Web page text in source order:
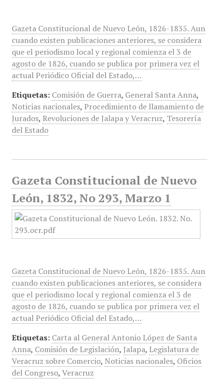
Gazeta Constitucional de Nuevo León, 1826-1835. Aun
cuando existen publicaciones anteriores, se considera
que el periodismo local y regional comienza el 3 de
agosto de 1826, cuando se publica por primera vez el
actual Periódico Oficial del Estado,…
Etiquetas: Comisión de Guerra, General Santa Anna,
Noticias nacionales, Procedimiento de llamamiento de
Jurados, Revoluciones de Jalapa y Veracruz, Tesorería
del Estado
Gazeta Constitucional de Nuevo
León, 1832, No 293, Marzo 1
Gazeta Constitucional de Nuevo León, 1826-1835. Aun
cuando existen publicaciones anteriores, se considera
que el periodismo local y regional comienza el 3 de
agosto de 1826, cuando se publica por primera vez el
actual Periódico Oficial del Estado,…
Etiquetas: Carta al General Antonio López de Santa
Anna, Comisión de Legislación, Jalapa, Legislatura de
Veracruz sobre Comercio, Noticias nacionales, Oficios
del Congreso, Veracruz